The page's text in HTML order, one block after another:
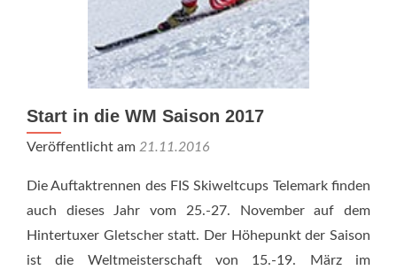
Start in die WM Saison 2017
Veröffentlicht am 21.11.2016
Die Auftaktrennen des FIS Skiweltcups Telemark finden
auch dieses Jahr vom 25.-27. November auf dem
Hintertuxer Gletscher statt. Der Höhepunkt der Saison
ist die Weltmeisterschaft von 15.-19. März im